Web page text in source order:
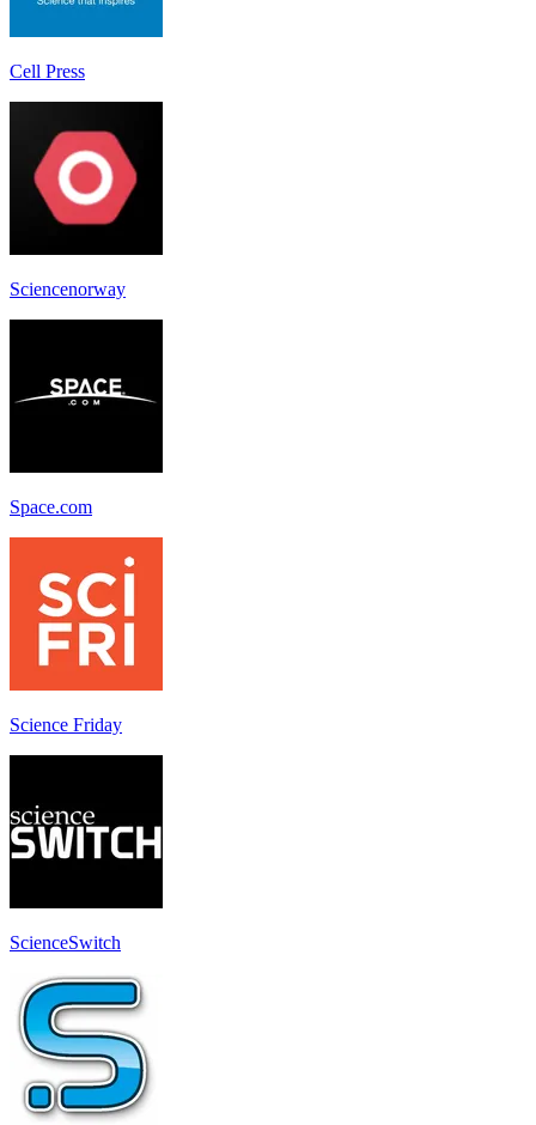
Cell Press
Sciencenorway
Space.com
Science Friday
ScienceSwitch